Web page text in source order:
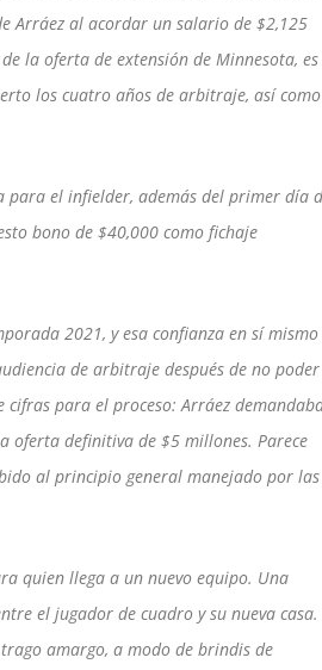
Arráez al acordar un salario de $2,125
la oferta de extensión de Minnesota, es
los cuatro años de arbitraje, así
el infielder, además del primer día
bono de $40,000 como fichaje
2021, y esa confianza en sí mismo
de arbitraje después de no poder
para el proceso: Arráez
oferta definitiva de $5 millones. Parece
al principio general manejado por las
quien llega a un nuevo equipo. Una
el jugador de cuadro y su nueva
amargo, a modo de brindis de